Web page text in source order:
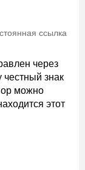
ссылка
через
честный знак
можно
этот